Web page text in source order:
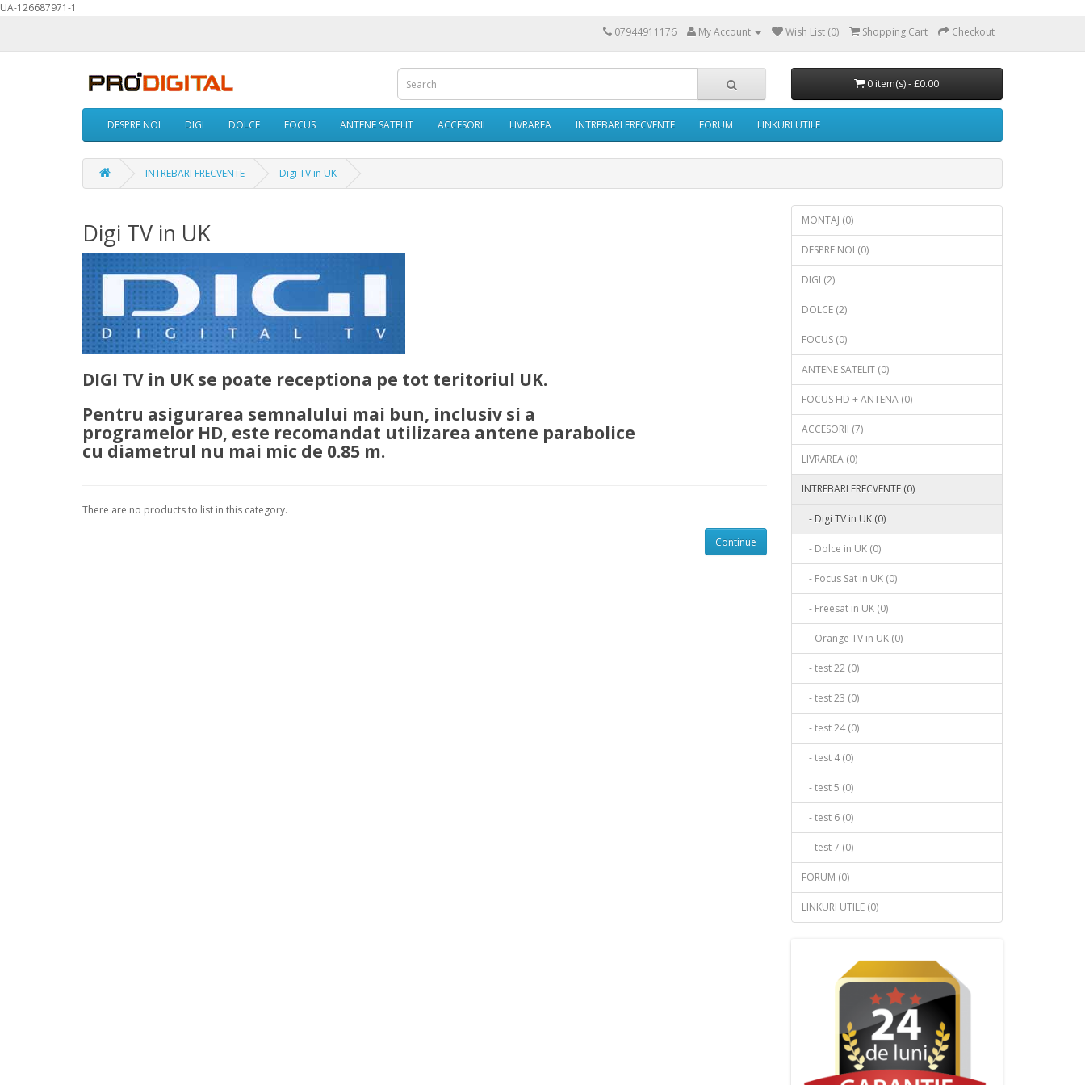
UA-126687971-1
07944911176
My Account Wish List (0) Shopping Cart Checkout
0 item(s) - £0.00
DESPRE NOI DIGI DOLCE FOCUS ANTENE SATELIT ACCESORII LIVRAREA INTREBARI FRECVENTE FORUM LINKURI UTILE
INTREBARI FRECVENTE Digi TV in UK
Digi TV in UK
DIGI TV in UK se poate receptiona pe tot teritoriul UK.
Pentru asigurarea semnalului mai bun, inclusiv si a
programelor HD, este recomandat utilizarea antene parabolice
cu diametrul nu mai mic de 0.85 m.
There are no products to list in this category.
Continue
MONTAJ (0)
DESPRE NOI (0)
DIGI (2)
DOLCE (2)
FOCUS (0)
ANTENE SATELIT (0)
FOCUS HD + ANTENA (0)
ACCESORII (7)
LIVRAREA (0)
INTREBARI FRECVENTE (0)
- Digi TV in UK (0)
- Dolce in UK (0)
- Focus Sat in UK (0)
- Freesat in UK (0)
- Orange TV in UK (0)
- test 22 (0)
- test 23 (0)
- test 24 (0)
- test 4 (0)
- test 5 (0)
- test 6 (0)
- test 7 (0)
FORUM (0)
LINKURI UTILE (0)